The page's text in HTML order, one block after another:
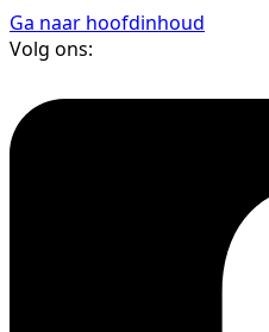
Ga naar hoofdinhoud
Volg ons: